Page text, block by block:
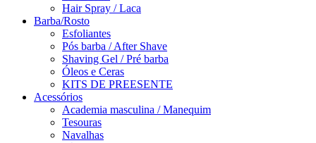
Hair Spray / Laca
Barba/Rosto
Esfoliantes
Pós barba / After Shave
Shaving Gel / Pré barba
Óleos e Ceras
KITS DE PREESENTE
Acessórios
Academia masculina / Manequim
Tesouras
Navalhas